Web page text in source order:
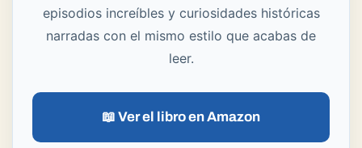
episodios increíbles y curiosidades históricas
narradas con el mismo estilo que acabas de
leer.
📖 Ver el libro en Amazon